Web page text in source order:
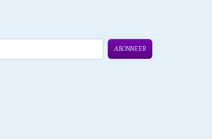
ABONNEER